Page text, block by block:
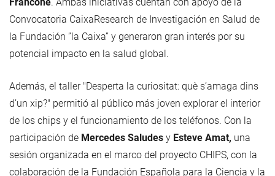
Convocatoria CaixaResearch de Investigación en Salud de
la Fundación ”la Caixa” y generaron gran interés por su
potencial impacto en la salud global.
Además, el taller "Desperta la curiositat: què s’amaga dins
d’un xip?" permitió al público más joven explorar el interior
de los chips y el funcionamiento de los teléfonos. Con la
participación de Mercedes Saludes y Esteve Amat, una
sesión organizada en el marco del proyecto CHIPS, con la
colaboración de la Fundación Española para la Ciencia y la